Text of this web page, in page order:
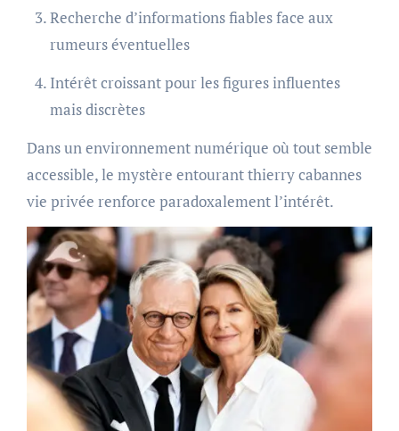
Recherche d’informations fiables face aux
rumeurs éventuelles
Intérêt croissant pour les figures influentes
mais discrètes
Dans un environnement numérique où tout semble
accessible, le mystère entourant thierry cabannes
vie privée renforce paradoxalement l’intérêt.